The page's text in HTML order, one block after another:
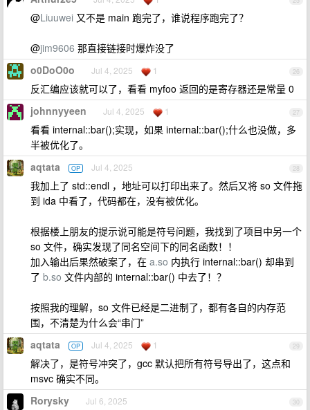
@Liuuwei 又不是 main 跑完了，谁说程序跑完了？
@jim9606 那直接链接时爆炸没了
26
o0DoO0o Jul 4, 2025 1
反汇编应该就可以了，看看 myfoo 返回的是寄存器还是常量 0
27
johnnyyeen Jul 4, 2025 1
看看 internal::bar();实现，如果 internal::bar();什么也没做，多
半被优化了。
28
aqtata OP Jul 4, 2025
我加上了 std::endl ，地址可以打印出来了。然后又将 so 文件拖
到 ida 中看了，代码都在，没有被优化。
根据楼上朋友的提示说可能是符号问题，我找到了项目中另一个
so 文件，确实发现了同名空间下的同名函数！！
加入输出后果然破案了，在 a.so 内执行 internal::bar() 却串到
了 b.so 文件内部的 internal::bar() 中去了！？
按照我的理解，so 文件已经是二进制了，都有各自的内存范
围，不清楚为什么会“串门”
29
aqtata OP Jul 4, 2025 1
解决了，是符号冲突了，gcc 默认把所有符号导出了，这点和
msvc 确实不同。
30
Rorysky Jul 6, 2025